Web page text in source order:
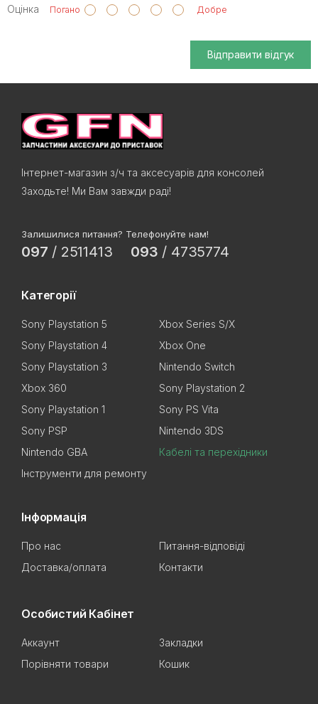
Оцінка Погано Добре
Відправити відгук
Інтернет-магазин з/ч та аксесуарів для консолей
Заходьте! Ми Вам завжди раді!
Залишилися питання? Телефонуйте нам!
097 / 2511413 093 / 4735774
Категорії
Sony Playstation 5
Xbox Series S/X
Sony Playstation 4
Xbox One
Sony Playstation 3
Nintendo Switch
Xbox 360
Sony Playstation 2
Sony Playstation 1
Sony PS Vita
Sony PSP
Nintendo 3DS
Nintendo GBA
Кабелі та перехідники
Інструменти для ремонту
Інформація
Про нас
Питання-відповіді
Доставка/оплата
Контакти
Особистий Кабінет
Аккаунт
Закладки
Порівняти товари
Кошик